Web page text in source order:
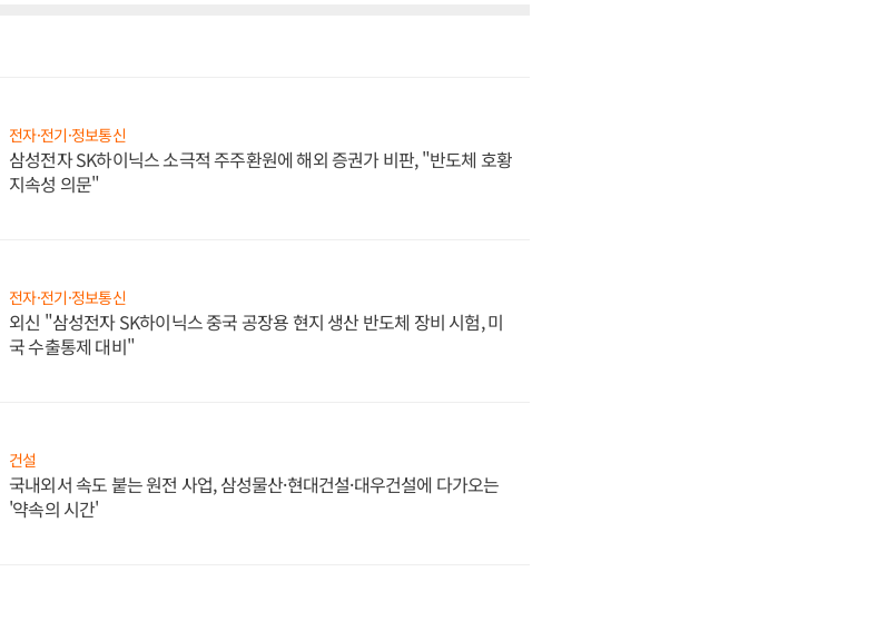
전자·전기·정보통신
삼성전자 SK하이닉스 소극적 주주환원에 해외 증권가 비판, "반도체 호황
지속성 의문"
전자·전기·정보통신
외신 "삼성전자 SK하이닉스 중국 공장용 현지 생산 반도체 장비 시험, 미
국 수출통제 대비"
건설
국내외서 속도 붙는 원전 사업, 삼성물산·현대건설·대우건설에 다가오는
'약속의 시간'